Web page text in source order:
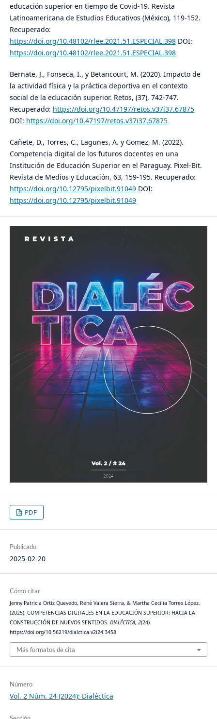
educación superior en tiempo de Covid-19. Revista
Latinoamericana de Estudios Educativos (México), 119-152.
Recuperado:
https://doi.org/10.48102/rlee.2021.51.ESPECIAL.398DOI:
https://doi.org/10.48102/rlee.2021.51.ESPECIAL.398
Bernate, J., Fonseca, I., y Betancourt, M. (2020). Impacto de
la actividad física y la práctica deportiva en el contexto
social de la educación superior. Retos, (37), 742-747.
Recuperado: https://doi.org/10.47197/retos.v37i37.67875
DOI: https://doi.org/10.47197/retos.v37i37.67875
Cañete, D., Torres, C., Lagunes, A. y Gomez, M. (2022).
Competencia digital de los futuros docentes en una
Institución de Educación Superior en el Paraguay. Pixel-Bit.
Revista de Medios y Educación, 63, 159-195. Recuperado:
https://doi.org/10.12795/pixelbit.91049DOI:
https://doi.org/10.12795/pixelbit.91049
PDF
Publicado
2025-02-20
Cómo citar
Jenny Patricia Ortiz Quevedo, René Valera Sierra, & Martha Cecilia Torres López.
(2025). COMPETENCIAS DIGITALES EN LA EDUCACIÓN SUPERIOR: HACIA LA
CONSTRUCCIÓN DE NUEVOS SENTIDOS. DIALÉCTICA, 2(24).
https://doi.org/10.56219/dialctica.v2i24.3458
Más formatos de cita
Número
Vol. 2 Núm. 24 (2024): Dialéctica